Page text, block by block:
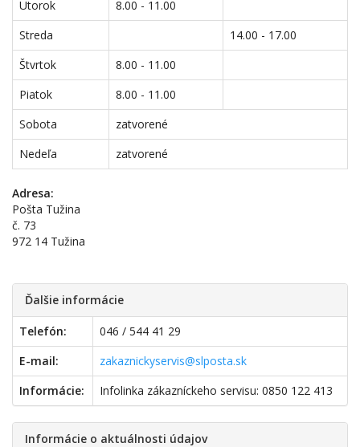
Utorok
8.00 - 11.00
Streda
14.00 - 17.00
Štvrtok
8.00 - 11.00
Piatok
8.00 - 11.00
Sobota
zatvorené
Nedeľa
zatvorené
Adresa:
Pošta Tužina
č. 73
972 14 Tužina
Ďalšie informácie
Telefón:
046 / 544 41 29
E-mail:
zakaznickyservis@slposta.sk
Informácie:
Infolinka zákazníckeho servisu: 0850 122 413
Informácie o aktuálnosti údajov